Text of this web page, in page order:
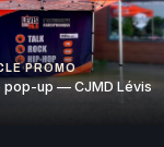
PROMO
pop-up — CJMD Lévis